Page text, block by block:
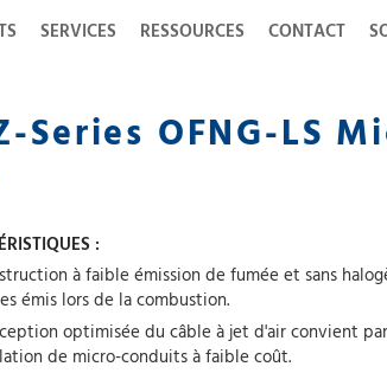
SERVICES RESSOURCES CONTACT
Series OFNG-LS
:
à faible émission de fumée et sans
émis lors de la combustion.
optimisée du câble à jet d'air convient
de micro-conduits à faible coût.